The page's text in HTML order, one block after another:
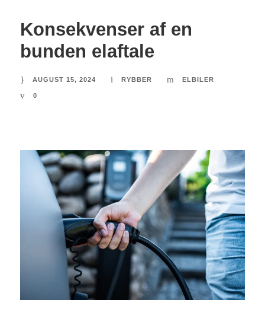
Konsekvenser af en
bunden elaftale
AUGUST 15, 2024 RYBBER ELBILER
0